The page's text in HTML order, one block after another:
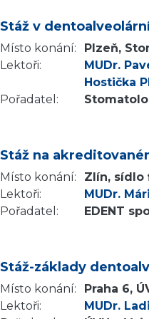
Stáž v
Místo konání:
Plzeň,
Lektoři:
MUDr.
Hostička
Pořadatel:
Stáž na
Místo konání:
Zlín, sídlo
Lektoři:
MUDr.
Pořadatel:
EDENT
Stáž-základy
Místo konání:
Praha 6,
Lektoři:
MUDr.